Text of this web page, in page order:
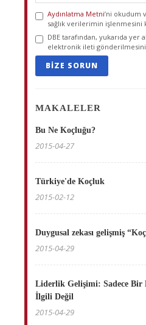
Aydınlatma Metni’ni okudum
sağlık verilerimin işlenmesini
DBE tarafından, yukarıda
elektronik ileti
BIZE SORUN
MAKALELER
Bu Ne Koçluğu?
2015-04-27
Türkiye'de Koçluk
2015-02-12
Duygusal zekası gelişmiş
2015-04-29
Liderlik Gelişimi: Sadece
İlgili Değil
2015-04-29